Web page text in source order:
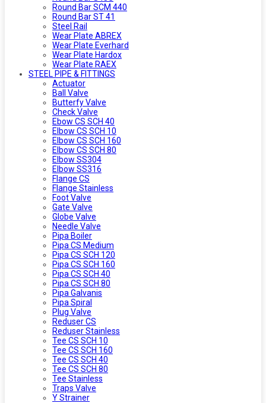
Round Bar SCM 440
Round Bar ST 41
Steel Rail
Wear Plate ABREX
Wear Plate Everhard
Wear Plate Hardox
Wear Plate RAEX
STEEL PIPE & FITTINGS
Actuator
Ball Valve
Butterfy Valve
Check Valve
Ebow CS SCH 40
Elbow CS SCH 10
Elbow CS SCH 160
Elbow CS SCH 80
Elbow SS304
Elbow SS316
Flange CS
Flange Stainless
Foot Valve
Gate Valve
Globe Valve
Needle Valve
Pipa Boiler
Pipa CS Medium
Pipa CS SCH 120
Pipa CS SCH 160
Pipa CS SCH 40
Pipa CS SCH 80
Pipa Galvanis
Pipa Spiral
Plug Valve
Reduser CS
Reduser Stainless
Tee CS SCH 10
Tee CS SCH 160
Tee CS SCH 40
Tee CS SCH 80
Tee Stainless
Traps Valve
Y Strainer